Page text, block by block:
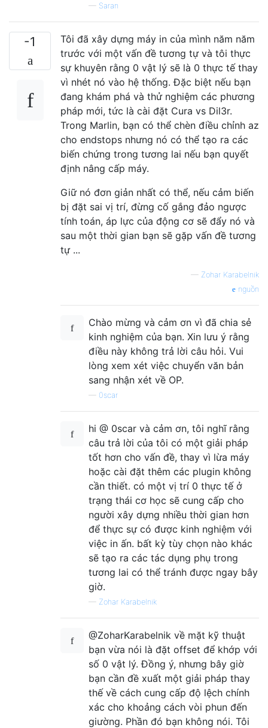
— Saran
-1
Tôi đã xây dựng máy in của mình năm năm
trước với một vấn đề tương tự và tôi thực
sự khuyên rằng 0 vật lý sẽ là 0 thực tế thay
vì nhét nó vào hệ thống. Đặc biệt nếu bạn
đang khám phá và thử nghiệm các phương
pháp mới, tức là cài đặt Cura vs Dil3r.
Trong Marlin, bạn có thể chèn điều chỉnh az
cho endstops nhưng nó có thể tạo ra các
biến chứng trong tương lai nếu bạn quyết
định nâng cấp máy.
Giữ nó đơn giản nhất có thể, nếu cảm biến
bị đặt sai vị trí, đừng cố gắng đảo ngược
tính toán, áp lực của động cơ sẽ đẩy nó và
sau một thời gian bạn sẽ gặp vấn đề tương
tự ...
— Zohar Karabelnik
nguồn
Chào mừng và cảm ơn vì đã chia sẻ
kinh nghiệm của bạn. Xin lưu ý rằng
điều này không trả lời câu hỏi. Vui
lòng xem xét việc chuyển văn bản
sang nhận xét về OP.
— 0scar
hi @ 0scar và cảm ơn, tôi nghĩ rằng
câu trả lời của tôi có một giải pháp
tốt hơn cho vấn đề, thay vì lừa máy
hoặc cài đặt thêm các plugin không
cần thiết. có một vị trí 0 thực tế ở
trạng thái cơ học sẽ cung cấp cho
người xây dựng nhiều thời gian hơn
để thực sự có được kinh nghiệm với
việc in ấn. bất kỳ tùy chọn nào khác
sẽ tạo ra các tác dụng phụ trong
tương lai có thể tránh được ngay bây
giờ.
— Zohar Karabelnik
@ZoharKarabelnik về mặt kỹ thuật
bạn vừa nói là đặt offset để khớp với
số 0 vật lý. Đồng ý, nhưng bây giờ
bạn cần đề xuất một giải pháp thay
thế về cách cung cấp độ lệch chính
xác cho khoảng cách vòi phun đến
giường. Phần đó bạn không nói. Tôi